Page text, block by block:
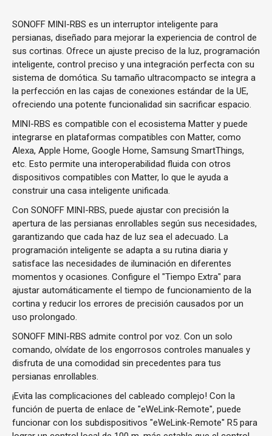
SONOFF MINI-RBS es un interruptor inteligente para
persianas, diseñado para mejorar la experiencia de control de
sus cortinas. Ofrece un ajuste preciso de la luz, programación
inteligente, control preciso y una integración perfecta con su
sistema de domótica. Su tamaño ultracompacto se integra a
la perfección en las cajas de conexiones estándar de la UE,
ofreciendo una potente funcionalidad sin sacrificar espacio.
MINI-RBS es compatible con el ecosistema Matter y puede
integrarse en plataformas compatibles con Matter, como
Alexa, Apple Home, Google Home, Samsung SmartThings,
etc. Esto permite una interoperabilidad fluida con otros
dispositivos compatibles con Matter, lo que le ayuda a
construir una casa inteligente unificada.
Con SONOFF MINI-RBS, puede ajustar con precisión la
apertura de las persianas enrollables según sus necesidades,
garantizando que cada haz de luz sea el adecuado. La
programación inteligente se adapta a su rutina diaria y
satisface las necesidades de iluminación en diferentes
momentos y ocasiones. Configure el "Tiempo Extra" para
ajustar automáticamente el tiempo de funcionamiento de la
cortina y reducir los errores de precisión causados por un
uso prolongado.
SONOFF MINI-RBS admite control por voz. Con un solo
comando, olvídate de los engorrosos controles manuales y
disfruta de una comodidad sin precedentes para tus
persianas enrollables.
¡Evita las complicaciones del cableado complejo! Con la
función de puerta de enlace de "eWeLink-Remote", puede
funcionar con los subdispositivos "eWeLink-Remote" R5 para